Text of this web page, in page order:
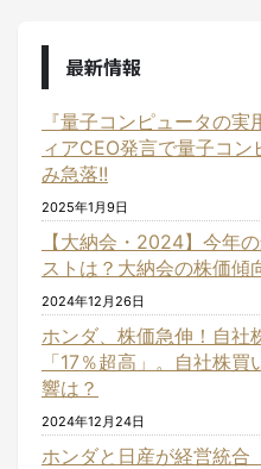
最新情報
『量子コンピュータの
ィアCEO発言で量子コ
み急落!!
2025年1月9日
【大納会・2024】今年
ストは？大納会の株価傾
2024年12月26日
ホンダ、株価急伸！自社
「17％超高」。自社株
響は？
2024年12月24日
ホンダと日産が経営統合